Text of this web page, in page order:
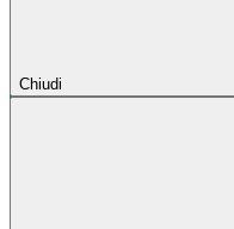
Chiudi